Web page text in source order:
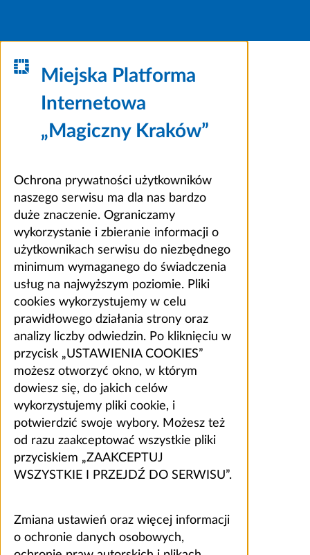
Miejska Platforma
Internetowa
„Magiczny Kraków”
Ochrona prywatności użytkowników
naszego serwisu ma dla nas bardzo
duże znaczenie. Ograniczamy
wykorzystanie i zbieranie informacji o
użytkownikach serwisu do niezbędnego
minimum wymaganego do świadczenia
usług na najwyższym poziomie. Pliki
cookies wykorzystujemy w celu
prawidłowego działania strony oraz
analizy liczby odwiedzin. Po kliknięciu w
przycisk „USTAWIENIA COOKIES”
możesz otworzyć okno, w którym
dowiesz się, do jakich celów
wykorzystujemy pliki cookie, i
potwierdzić swoje wybory. Możesz też
od razu zaakceptować wszystkie pliki
przyciskiem „ZAAKCEPTUJ
WSZYSTKIE I PRZEJDŹ DO SERWISU”.
Zmiana ustawień oraz więcej informacji
o ochronie danych osobowych,